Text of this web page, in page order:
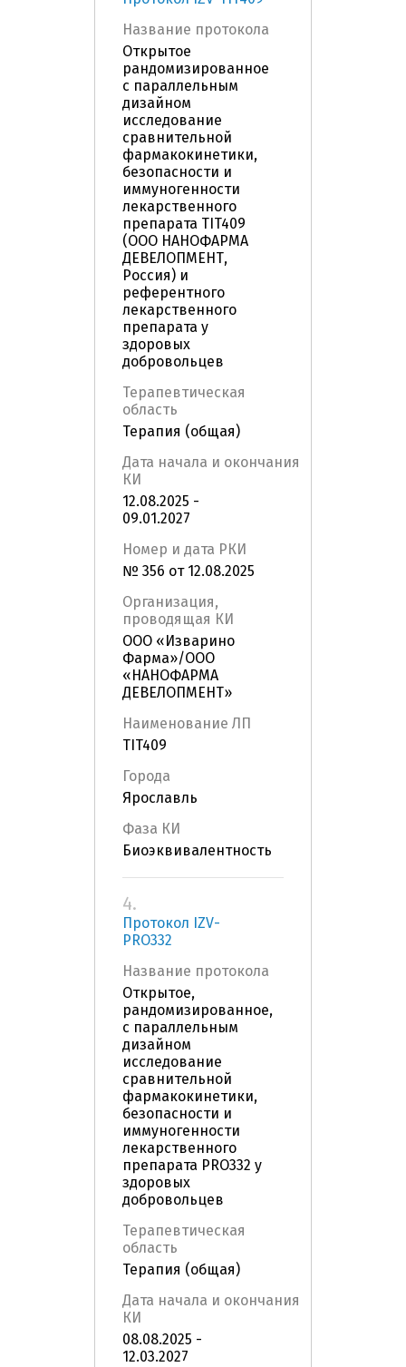
Название протокола
Открытое
рандомизированное
с параллельным
дизайном
исследование
сравнительной
фармакокинетики,
безопасности и
иммуногенности
лекарственного
препарата TIT409
(ООО НАНОФАРМА
ДЕВЕЛОПМЕНТ,
Россия) и
референтного
лекарственного
препарата у
здоровых
добровольцев
Терапевтическая
область
Терапия (общая)
Дата начала и окончания
КИ
12.08.2025 -
09.01.2027
Номер и дата РКИ
№ 356 от 12.08.2025
Организация,
проводящая КИ
ООО «Изварино
Фарма»/ООО
«НАНОФАРМА
ДЕВЕЛОПМЕНТ»
Наименование ЛП
TIT409
Города
Ярославль
Фаза КИ
Биоэквивалентность
4.
Протокол IZV-
PRO332
Название протокола
Открытое,
рандомизированное,
с параллельным
дизайном
исследование
сравнительной
фармакокинетики,
безопасности и
иммуногенности
лекарственного
препарата PRO332 у
здоровых
добровольцев
Терапевтическая
область
Терапия (общая)
Дата начала и окончания
КИ
08.08.2025 -
12.03.2027